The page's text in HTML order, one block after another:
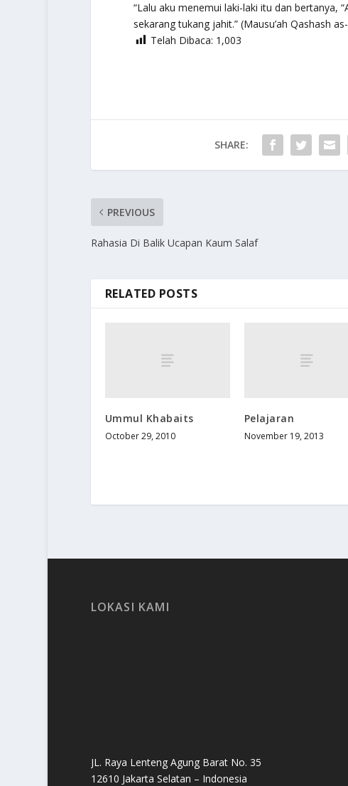
“Lalu aku menemui laki-laki itu dan bertanya,
sekarang tukang jahit.” (Mausu’ah Qashash
Telah Dibaca: 1,003
SHARE:
PREVIOUS
Rahasia Di Balik Ucapan Kaum Salaf
RELATED POSTS
Ummul Khabaits
October 29, 2010
Pelajaran
November 19, 2013
LOKASI KAMI
JL. Raya Lenteng Agung Barat No. 35
12610 Jakarta Selatan – Indonesia